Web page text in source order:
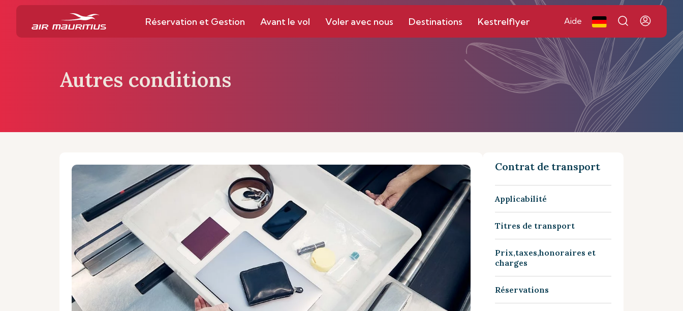
Réservation et Gestion Avant le vol Voler avec nous Destinations Kestrelflyer Aide
Autres conditions
Contrat de transport
Applicabilité
Titres de transport
Prix,taxes,honoraires et
charges
Réservations